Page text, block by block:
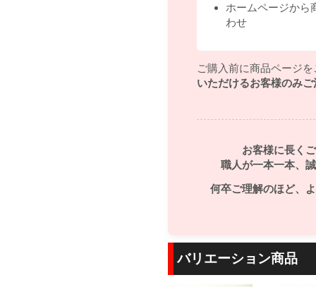
ホームページから
わせ
ご購入前に商品ページ
いただけるお客様のみ
お客様に長く
職人が一本一本、
何卒ご理解のほど、
バリエーション商品